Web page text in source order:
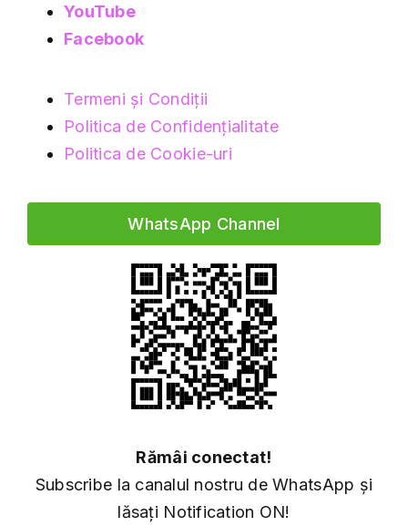
YouTube
Facebook
Termeni și Condiții
Politica de Confidențialitate
Politica de Cookie-uri
WhatsApp Channel
Rămâi conectat!
Subscribe la canalul nostru de WhatsApp și
lăsați Notification ON!